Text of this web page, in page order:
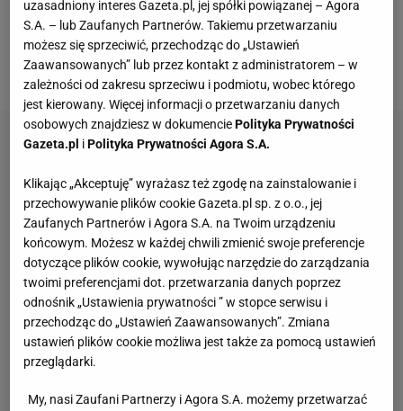
gali UFC Vegas 26 miał zawalczyć z Zarruchem
Adaszewem w wadze muszej, czyli w limicie do 56,7
kg.
uzasadniony interes Gazeta.pl, jej spółki powiązanej – Agora
S.A. – lub Zaufanych Partnerów. Takiemu przetwarzaniu
możesz się sprzeciwić, przechodząc do „Ustawień
Zaawansowanych” lub przez kontakt z administratorem – w
zależności od zakresu sprzeciwu i podmiotu, wobec którego
jest kierowany. Więcej informacji o przetwarzaniu danych
osobowych znajdziesz w dokumenciePolityka Prywatności
Gazeta.pl iPolityka Prywatności Agora S.A.
Klikając „Akceptuję” wyrażasz też zgodę na zainstalowanie i
przechowywanie plików cookie Gazeta.pl sp. z o.o., jej
Zaufanych Partnerów i Agora S.A. na Twoim urządzeniu
końcowym. Możesz w każdej chwili zmienić swoje preferencje
dotyczące plików cookie, wywołując narzędzie do zarządzania
twoimi preferencjami dot. przetwarzania danych poprzez
odnośnik „Ustawienia prywatności ” w stopce serwisu i
przechodząc do „Ustawień Zaawansowanych”. Zmiana
ustawień plików cookie możliwa jest także za pomocą ustawień
przeglądarki.
My, nasi Zaufani Partnerzy i Agora S.A. możemy przetwarzać